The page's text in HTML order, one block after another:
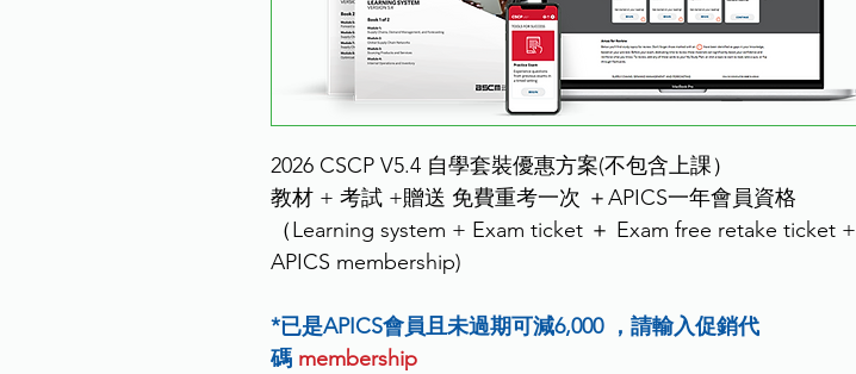
2026 CSCP V5.4 自學套裝優惠方案(不包含上課）
教材 + 考試 +贈送 免費重考一次 ＋APICS一年會員資格
（Learning system + Exam ticket ＋ Exam free retake ticket +
APICS membership)
*已是APICS會員且未過期可減6,000 ，請輸入促銷代
碼 membership